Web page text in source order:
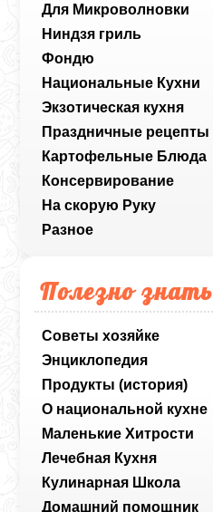
Для Микроволновки
Ниндзя гриль
Фондю
Национальные Кухни
Экзотическая кухня
Праздничные рецепты
Картофельные Блюда
Консервирование
На скорую Руку
Разное
Полезно знать
Советы хозяйке
Энциклопедия
Продукты (история)
О национальной кухне
Маленькие Хитрости
Лечебная Кухня
Кулинарная Школа
Домашний помощник